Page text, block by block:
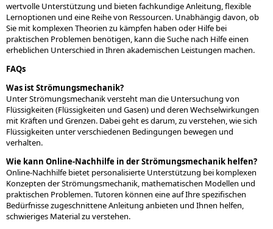
wertvolle Unterstützung und bieten fachkundige Anleitung, flexible
Lernoptionen und eine Reihe von Ressourcen. Unabhängig davon, ob
Sie mit komplexen Theorien zu kämpfen haben oder Hilfe bei
praktischen Problemen benötigen, kann die Suche nach Hilfe einen
erheblichen Unterschied in Ihren akademischen Leistungen machen.
FAQs
Was ist Strömungsmechanik?
Unter Strömungsmechanik versteht man die Untersuchung von
Flüssigkeiten (Flüssigkeiten und Gasen) und deren Wechselwirkungen
mit Kräften und Grenzen. Dabei geht es darum, zu verstehen, wie sich
Flüssigkeiten unter verschiedenen Bedingungen bewegen und
verhalten.
Wie kann Online-Nachhilfe in der Strömungsmechanik helfen?
Online-Nachhilfe bietet personalisierte Unterstützung bei komplexen
Konzepten der Strömungsmechanik, mathematischen Modellen und
praktischen Problemen. Tutoren können eine auf Ihre spezifischen
Bedürfnisse zugeschnittene Anleitung anbieten und Ihnen helfen,
schwieriges Material zu verstehen.